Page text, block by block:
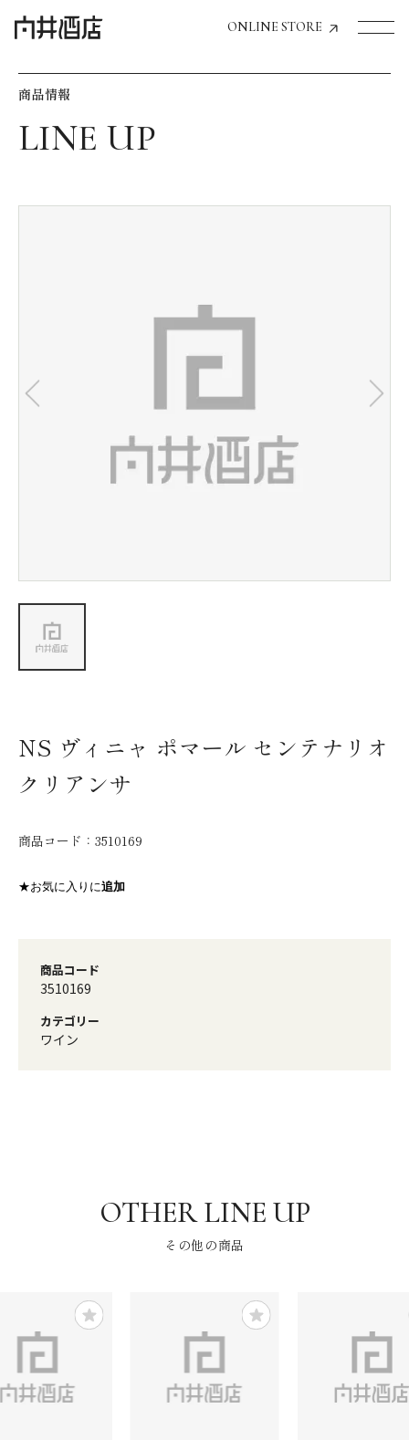
ONLINE STORE
飲食店経営のお客様
お気に入り機能の活用方法
会社情報
商品情報
NS ヴィニャ ポマール センテナリオ
クリアンサ
商品コード： 3510169
★お気に入りに追加
商品コード
3510169
カテゴリー
ワイン
その他の商品